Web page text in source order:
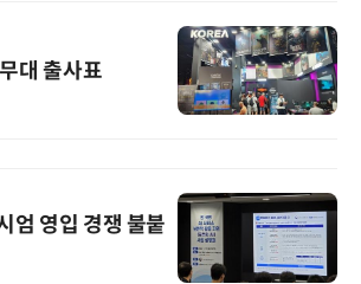
대 출사표
엄 영입 경쟁 불붙